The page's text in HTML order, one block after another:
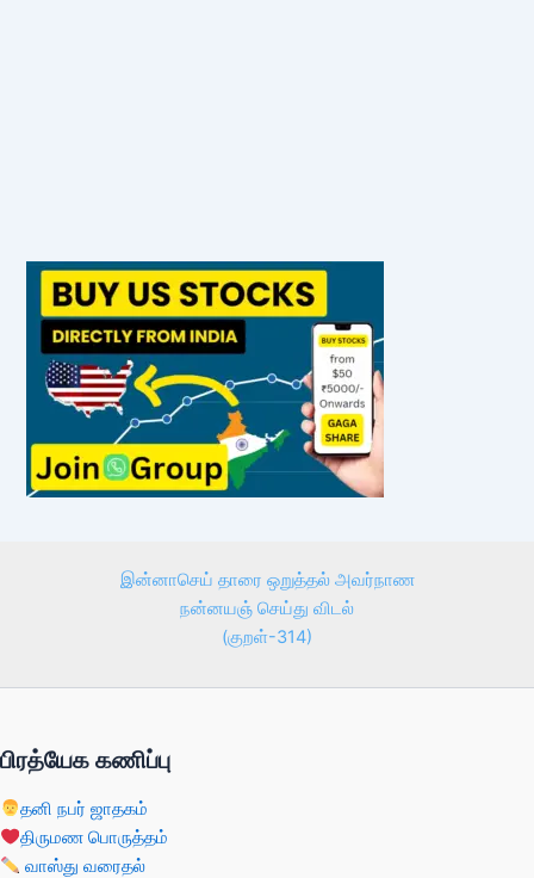
இன்னாசெய் தாரை ஒறுத்தல் அவர்நாண
நன்னயஞ் செய்து விடல்
(குறள்-314)
பிரத்யேக கணிப்பு
தனி நபர் ஜாதகம்
திருமண பொருத்தம்
வாஸ்து வரைதல்